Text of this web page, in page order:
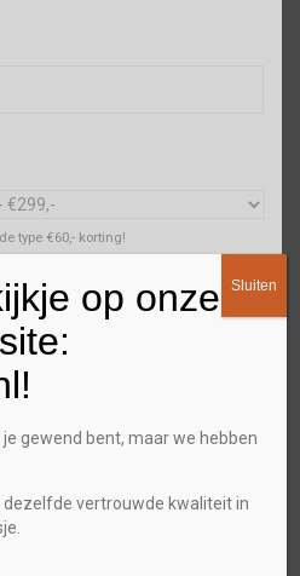
type €60,- korting!
op onze
gewend bent, maar we hebben
dezelfde vertrouwde kwaliteit in
Sluiten